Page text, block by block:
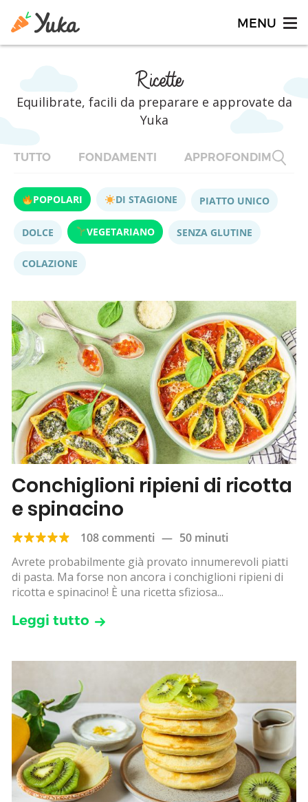
Ricette
Equilibrate, facili da preparare e approvate da
Yuka
TUTTO FONDAMENTI APPROFONDIMENTI
POPOLARI DI STAGIONE PIATTO UNICO
DOLCE VEGETARIANO SENZA GLUTINE
COLAZIONE
Conchiglioni ripieni di ricotta
e spinacino
108 commenti — 50 minuti
Avrete probabilmente già provato innumerevoli piatti
di pasta. Ma forse non ancora i conchiglioni ripieni di
ricotta e spinacino! È una ricetta sfiziosa...
Leggi tutto